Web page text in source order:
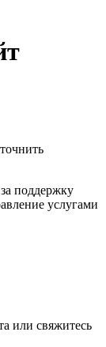
поддержку
услугами
или свяжитесь